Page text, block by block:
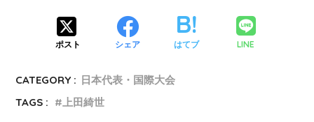
ポスト シェア はてブ LINE
CATEGORY : 日本代表・国際大会
TAGS :
上田綺世